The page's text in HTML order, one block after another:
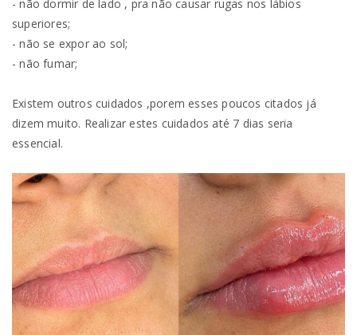
- não dormir de lado , pra não causar rugas nos lábios
superiores;
- não se expor ao sol;
- não fumar;
Existem outros cuidados ,porem esses poucos citados já
dizem muito. Realizar estes cuidados até 7 dias seria
essencial.